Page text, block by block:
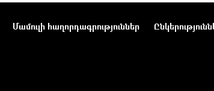
Մամուլի հաղորդագրություններ